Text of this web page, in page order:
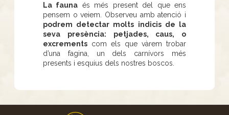
La fauna és més present del que ens
pensem o veiem. Observeu amb atenció i
podrem detectar molts indicis de la
seva presència: petjades, caus, o
excrements com els que vàrem trobar
d’una fagina, un dels carnívors més
presents i esquius dels nostres boscos.